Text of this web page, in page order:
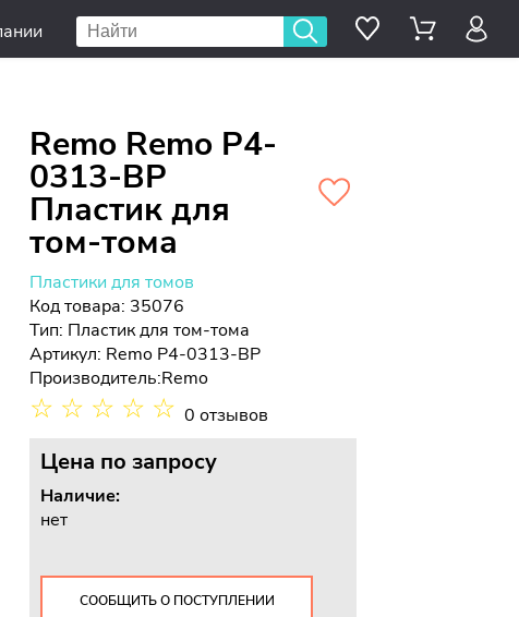
Remo Remo P4-
0313-BP
Пластик для
том-тома
Пластики для томов
Код товара: 35076
Тип: Пластик для том-тома
Артикул: Remo P4-0313-BP
Производитель:Remo
☆ ☆ ☆ ☆ ☆ 0 отзывов
Цена по запросу
Наличие:
нет
СООБЩИТЬ О ПОСТУПЛЕНИИ